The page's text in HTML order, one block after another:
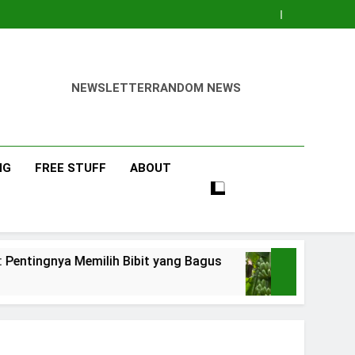
NEWSLETTERRANDOM NEWS
FREE STUFF ABOUT
Bibit yang Bagus Pisang Barangan
3 Days Ago